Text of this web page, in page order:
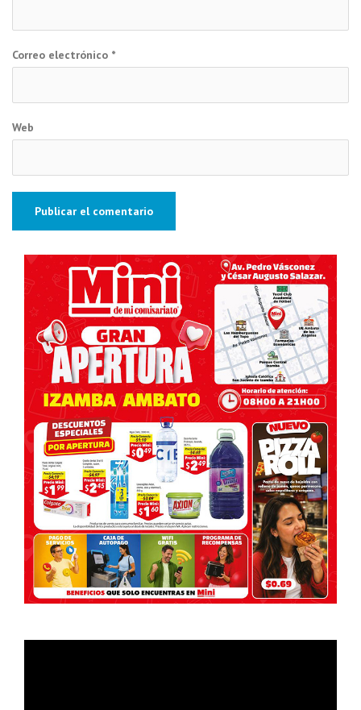
Correo electrónico *
Web